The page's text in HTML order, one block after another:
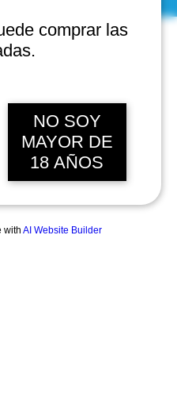
comprar las
NO SOY
MAYOR DE
18 AÑOS
with AI Website Builder